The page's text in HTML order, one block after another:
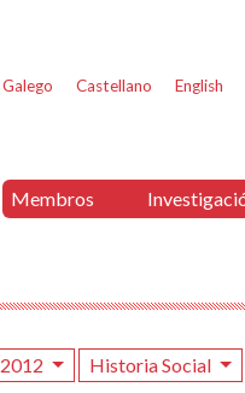
Galego Castellano English
Membros
2012 Historia Social